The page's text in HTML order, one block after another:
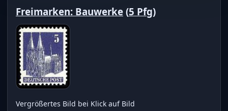
Freimarken: Bauwerke (5 Pfg)
Vergrößertes Bild bei Klick auf Bild